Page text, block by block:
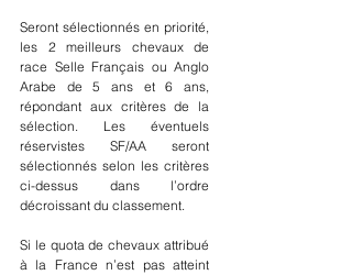
Seront sélectionnés en priorité,
les 2 meilleurs chevaux de
race Selle Français ou Anglo
Arabe de 5 ans et 6 ans,
répondant aux critères de la
sélection. Les éventuels
réservistes SF/AA seront
sélectionnés selon les critères
ci-dessus dans l’ordre
décroissant du classement.
Si le quota de chevaux attribué
à la France n’est pas atteint